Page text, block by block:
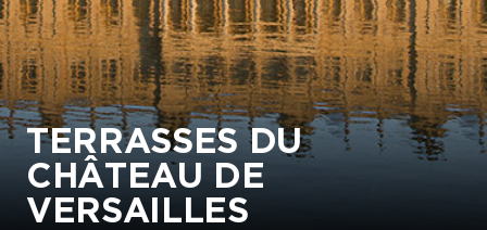
TERRASSES DU
CHÂTEAU DE
VERSAILLES